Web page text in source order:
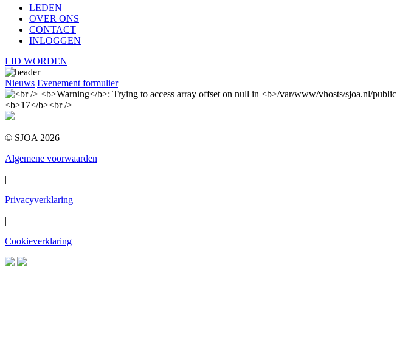
LEDEN
OVER ONS
CONTACT
INLOGGEN
LID WORDEN
Nieuws Evenement formulier
© SJOA 2026
Algemene voorwaarden
|
Privacyverklaring
|
Cookieverklaring